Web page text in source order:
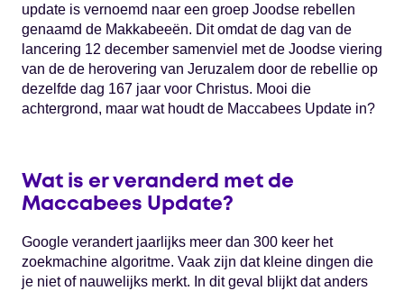
update is vernoemd naar een groep Joodse rebellen
genaamd de Makkabeeën. Dit omdat de dag van de
lancering 12 december samenviel met de Joodse viering
van de de herovering van Jeruzalem door de rebellie op
dezelfde dag 167 jaar voor Christus. Mooi die
achtergrond, maar wat houdt de Maccabees Update in?
Wat is er veranderd met de
Maccabees Update?
Google verandert jaarlijks meer dan 300 keer het
zoekmachine algoritme. Vaak zijn dat kleine dingen die
je niet of nauwelijks merkt. In dit geval blijkt dat anders